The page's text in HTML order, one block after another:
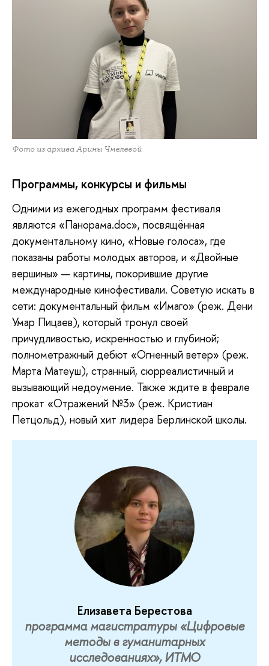
Фото из архива Арины Чмелевой
Программы, конкурсы и фильмы
Одними из ежегодных программ фестиваля
являются «Панорама.doc», посвящённая
документальному кино, «Новые голоса», где
показаны работы молодых авторов, и «Двойные
вершины» — картины, покорившие другие
международные кинофестивали. Советую искать в
сети: документальный фильм «Имаго» (реж. Дени
Умар Пицаев), который тронул своей
причудливостью, искренностью и глубиной;
полнометражный дебют «Огненный ветер» (реж.
Марта Матеуш), странный, сюрреалистичный и
вызывающий недоумение. Также ждите в феврале
прокат «Отражений №3» (реж. Кристиан
Петцольд), новый хит лидера Берлинской школы.
Елизавета Берестова
программа магистратуры «Цифровые
методы в гуманитарных
исследованиях», ИТМО